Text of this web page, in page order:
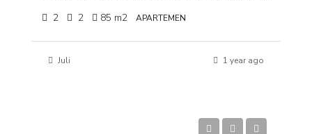
2 2 85 m2 APARTEMEN
Juli 1 year ago